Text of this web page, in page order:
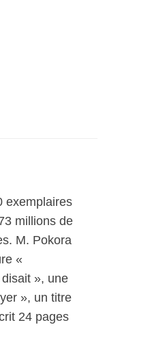
exemplaires
millions de
M. Pokora
«
», une
», un titre
24 pages